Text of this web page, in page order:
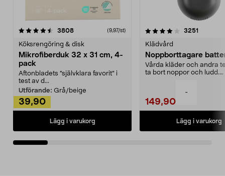
-
3808recensioner (9,97/st)
Köksrengöring & disk
Mikrofiberduk 32 x 31 cm, 4-
pack
Aftonbladets "självklara favorit” i
test av d...
Utförande: Grå/beige
39,90
Lägg i varukorg
4.0av 5 stjärnor 3251
Klädvård
Noppborttagare
Vårda kläder och andra
ta bort noppor och ludd.
149,90
Lägg i varukorg
4.5av 5 stjärnor